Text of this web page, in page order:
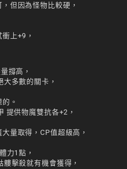
但因為怪物比較硬，
上+9，
撐高，
多數的關卡，
。
提供物魔雙抗各+2，
量取得，CP值超級高，
力1點，
擊殺就有機會獲得，